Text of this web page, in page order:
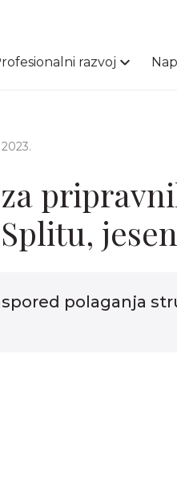
razvoj
polaganja